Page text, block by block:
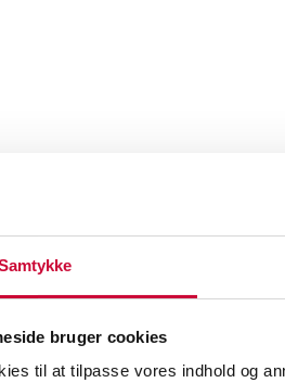
bruger cookies
til at tilpasse vores indhold og